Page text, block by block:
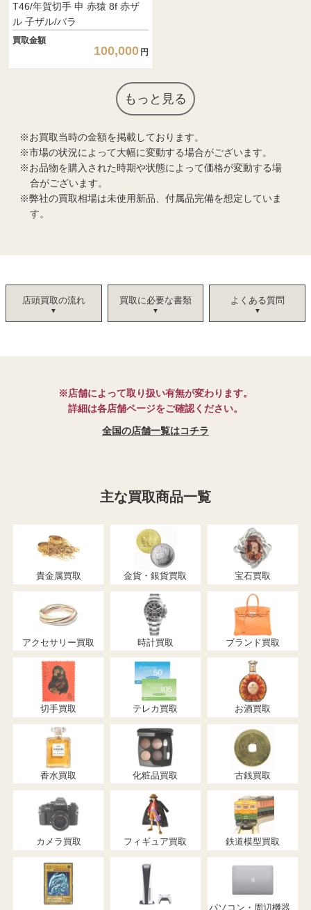
T46/年賀切手 申 赤猿 8f 赤ザ
ル 子ザル/バラ
買取金額
100,000 円
もっと見る
お買取当時の金額を掲載しております。
市場の状況によって大幅に変動する場合がございます。
お品物を購入された時期や状態によって価格が変動する場
合がございます。
弊社の買取相場は未使用新品、付属品完備を想定していま
す。
店頭買取の流れ 買取に必要な書類 よくある質問
※店舗によって取り扱い有無が変わります。
詳細は各店舗ページをご確認ください。
全国の店舗一覧はコチラ
主な買取商品一覧
貴金属買取 金貨・銀貨買取 宝石買取
アクセサリー買取 時計買取 ブランド買取
切手買取 テレカ買取 お酒買取
香水買取 化粧品買取 古銭買取
カメラ買取 フィギュア買取 鉄道模型買取
パソコン・周辺機器